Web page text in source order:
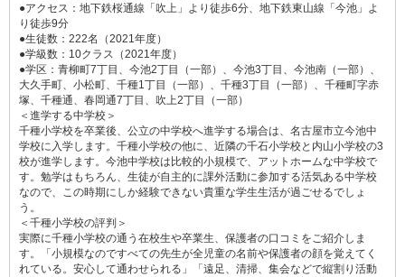
●アクセス：地下鉄桜通線「吹上」より徒歩6分、地下鉄東山線「今池」よ
り徒歩9分
●生徒数：222名（2021年度）
●学級数：10クラス（2021年度）
●学区：青柳町7丁目、今池2丁目（一部）、今池3丁目、今池南（一部）、
大久手町、小松町、千種1丁目（一部）、千種3丁目（一部）、千種町字赤
塚、千種通、春岡通7丁目、吹上2丁目（一部）
＜進学する中学校＞
千種小学校を卒業後、公立の中学校へ進学する場合は、名古屋市立今池中
学校に入学します。千種小学校の他に、近隣の千石小学校と内山小学校の3
校が進学します。今池中学校は比較的小規模で、アットホームな中学校で
す。勉学はもちろん、生徒が自主的に課外活動に参加する活気ある中学校
なので、この時期にしか経験できない貴重な学生生活が過ごせるでしょ
う。
＜千種小学校の評判＞
実際に千種小学校の通う在校生や卒業生、保護者の口コミをご紹介しま
す。「小規模なのですべての先生が全児童の名前や保護者の顔を覚えてく
れている。安心して通わせられる」「遠足、清掃、集会などで縦割り活動